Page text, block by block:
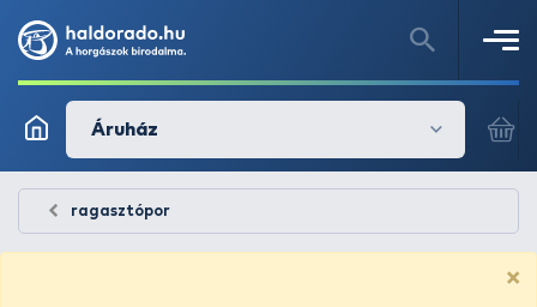
Áruház
ragasztópor
×